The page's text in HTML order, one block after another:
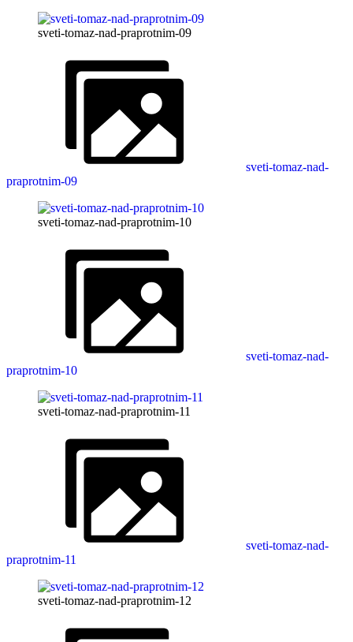
sveti-tomaz-nad-praprotnim-09
sveti-tomaz-nad-
praprotnim-09
sveti-tomaz-nad-praprotnim-10
sveti-tomaz-nad-
praprotnim-10
sveti-tomaz-nad-praprotnim-11
sveti-tomaz-nad-
praprotnim-11
sveti-tomaz-nad-praprotnim-12